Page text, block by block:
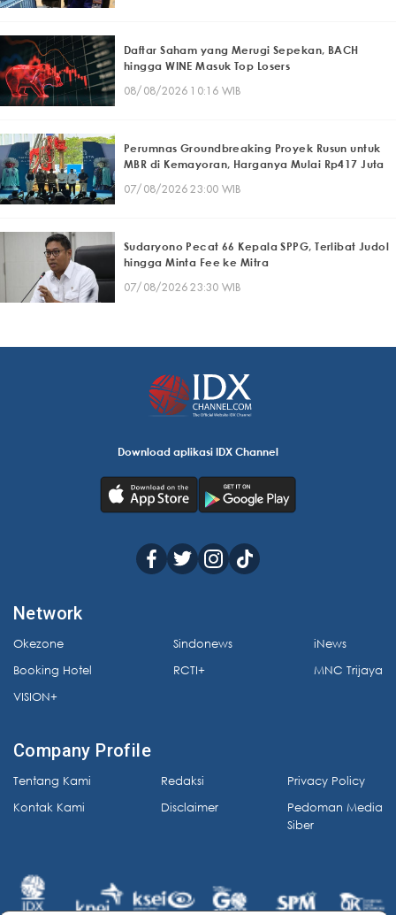
Daftar Saham yang Merugi Sepekan, BACH
hingga WINE Masuk Top Losers
08/08/2026 10:16 WIB
Perumnas Groundbreaking Proyek Rusun untuk
MBR di Kemayoran, Harganya Mulai Rp417 Juta
07/08/2026 23:00 WIB
Sudaryono Pecat 66 Kepala SPPG, Terlibat Judol
hingga Minta Fee ke Mitra
07/08/2026 23:30 WIB
Download aplikasi IDX Channel
Network
Okezone
Booking Hotel
VISION+
Sindonews
RCTI+
iNews
MNC Trijaya
Company Profile
Tentang Kami
Kontak Kami
Redaksi
Disclaimer
Privacy Policy
Pedoman Media
Siber